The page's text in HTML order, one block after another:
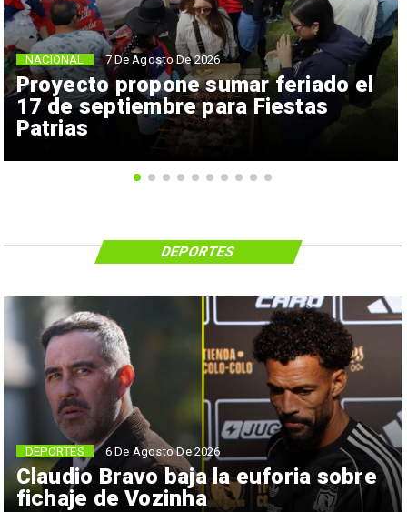
Proyecto propone sumar feriado el
17 de septiembre para Fiestas
Patrias
NACIONAL 7 De Agosto De 2026
Claudio Bravo baja la euforia sobre
fichaje de Vozinha
DEPORTES 6 De Agosto De 2026
DEPORTES